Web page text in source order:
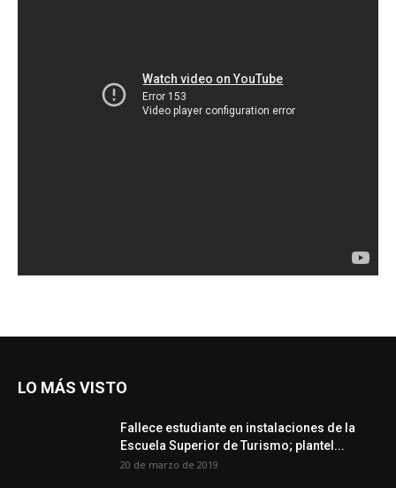
LO MÁS VISTO
Fallece estudiante en instalaciones de la
Escuela Superior de Turismo; plantel...
20 de marzo de 2019